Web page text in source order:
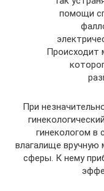
помощи
Происходит
При
гинекологом в
влагалище
сферы. К нему